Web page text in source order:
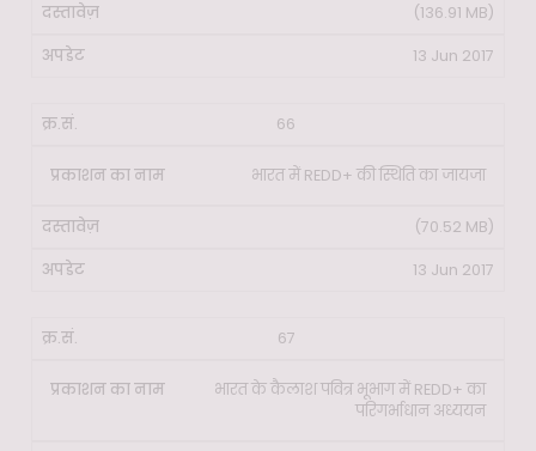
(136.91 MB)
13 Jun 2017
66
भारत में REDD+ की स्थिति का जायजा
(70.52 MB)
13 Jun 2017
67
भारत के कैलाश पवित्र भूभाग में REDD+ का
परिगर्भाधान अध्ययन